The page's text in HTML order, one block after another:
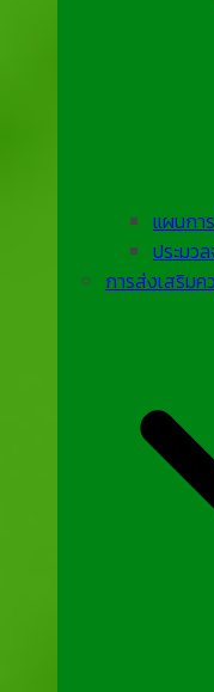
แผนกา
ประมว
การส่งเสริมค